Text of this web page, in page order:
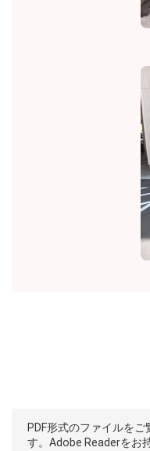
PDF形式のファイルを
す。Adobe Readerをお